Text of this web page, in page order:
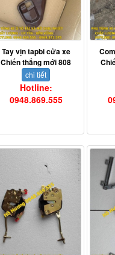
Tay vịn tapbi cửa xe
Chiến thắng mới 808
chi tiết
Hotline:
0948.869.555